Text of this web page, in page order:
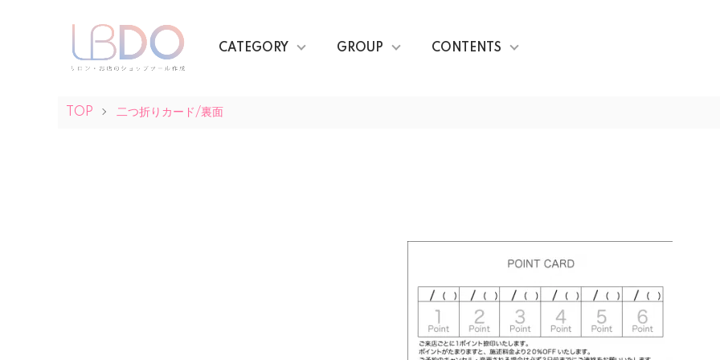
CATEGORY GROUP CONTENTS
TOP 二つ折りカード/裏面